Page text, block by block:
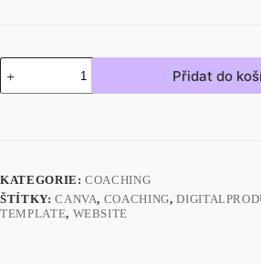
Přidat do
KATEGORIE:COACHING
ŠTÍTKY:CANVA, COACHING,
TEMPLATE, WEBSITE